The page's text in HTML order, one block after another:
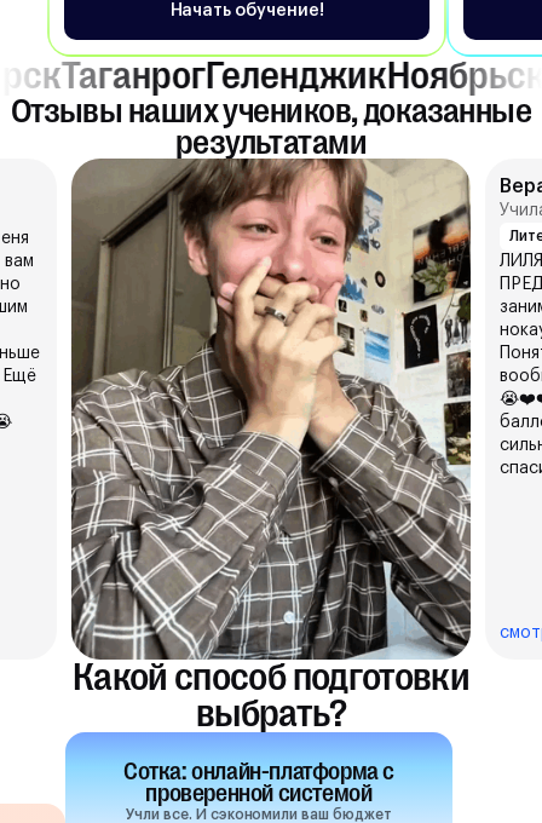
Начать обучение!
ГеленджикНоябрьскСочи
Отзывы наших учеников, доказанные
результатами
Ещё
Какой способ подготовки
выбрать?
Сотка: онлайн-платформа с
проверенной системой
Учли все. И сэкономили ваш бюджет